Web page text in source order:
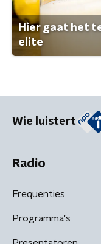
Hier gaat het
elite
Wie luistert
Radio
Frequenties
Programma's